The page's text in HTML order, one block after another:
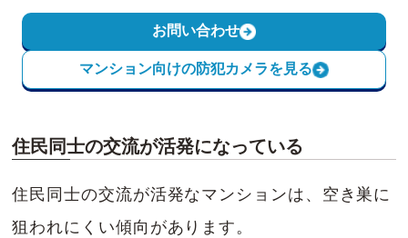
お問い合わせ
マンション向けの防犯カメラを見る
住民同士の交流が活発になっている
住民同士の交流が活発なマンションは、空き巣に
狙われにくい傾向があります。